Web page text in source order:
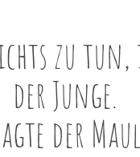
zu
der Junge.
der